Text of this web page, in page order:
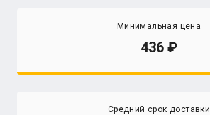
Минимальная цена
436
Средний срок доставки